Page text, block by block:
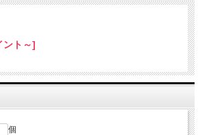
ト～]
個